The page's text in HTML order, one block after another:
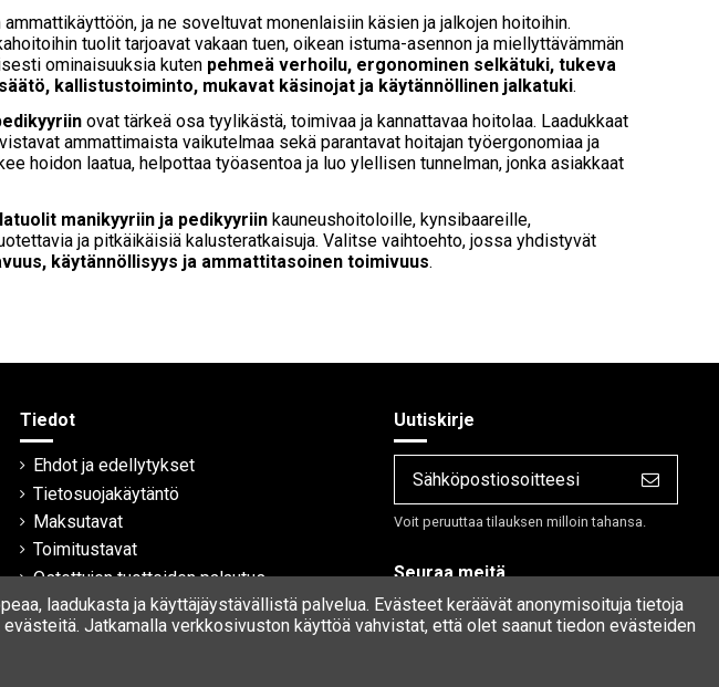
ja ne soveltuvat monenlaisiin käsien ja jalkojen hoitoihin.
tuolit tarjoavat vakaan tuen, oikean istuma-asennon ja miellyttävämmän
ominaisuuksia kuten pehmeä verhoilu, ergonominen selkätuki, tukeva
kallistustoiminto, mukavat käsinojat ja käytännöllinen jalkatuki.
ovat tärkeä osa tyylikästä, toimivaa ja kannattavaa hoitolaa. Laadukkaat
ammattimaista vaikutelmaa sekä parantavat hoitajan työergonomiaa ja
hoidon laatua, helpottaa työasentoa ja luo ylellisen tunnelman, jonka asiakkaat
manikyyriin ja pedikyyriin kauneushoitoloille, kynsibaareille,
ja pitkäikäisiä kalusteratkaisuja. Valitse vaihtoehto, jossa yhdistyvät
käytännöllisyys ja ammattitasoinen toimivuus.
Tiedot
Ehdot ja edellytykset
Tietosuojakäytäntö
Maksutavat
Toimitustavat
Ostettujen tuotteiden palautus
Takuu
Uutiskirje
Voit peruuttaa tilauksen milloin tahansa.
Seuraa meitä
laadukasta ja käyttäjäystävällistä palvelua. Evästeet keräävät anonymisoituja tietoja
Jatkamalla verkkosivuston käyttöä vahvistat, että olet saanut tiedon evästeiden